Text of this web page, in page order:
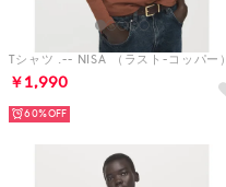
Tシャツ .-- NISA （ラスト-コッパー）
￥1,990
60%